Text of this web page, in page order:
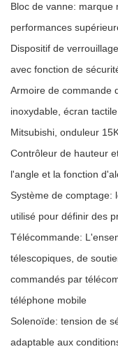
Bloc de vanne: marque
performances
Dispositif de
avec fonction de
Armoire de commande
inoxydable, écran
Mitsubishi, onduleur
Contrôleur de hauteur
l'angle et la fonction
Système de comptage:
utilisé pour définir des
Télécommande:
télescopiques, de
commandés par
téléphone mobile
Solenoïde: tension de
adaptable aux